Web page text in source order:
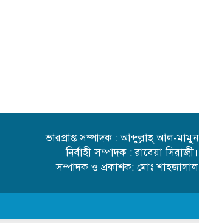
ভারপ্রাপ্ত সম্পাদক : আব্দুল্লাহ্ আল-মামুন
নির্বাহী সম্পাদক : রাবেয়া সিরাজী।
সম্পাদক ও প্রকাশক: মোঃ শাহজালাল